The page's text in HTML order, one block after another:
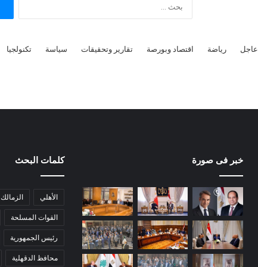
ث
عاجل رياضة اقتصاد وبورصة تقارير وتحقيقات سياسة تكنولجيا
خبر فى صورة كلمات البحث
الأهلي الزمالك
القوات المسلحة
رئيس الجمهورية
محافظ الدقهلية